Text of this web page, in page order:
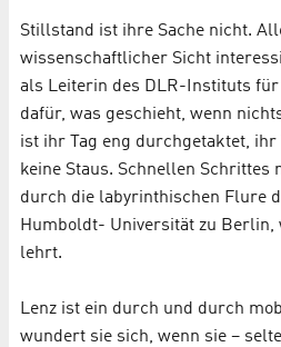
Stillstand ist ihre Sache nicht.
wissenschaftlicher Sicht
als Leiterin des DLR-Instituts
dafür, was geschieht, wenn
ist ihr Tag eng durchgetaktet,
keine Staus. Schnellen
durch die labyrinthischen Flure
Humboldt- Universität zu Berlin,
lehrt.
Lenz ist ein durch und durch
wundert sie sich, wenn sie –